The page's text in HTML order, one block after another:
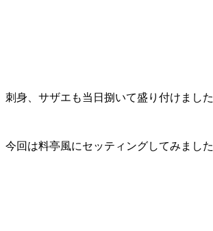
刺身、サザエも当日捌いて盛り付けました
今回は料亭風にセッティングしてみました